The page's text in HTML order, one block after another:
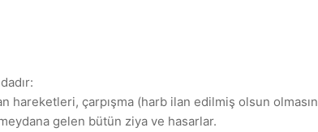
hareketleri, çarpışma (harb ilan edilmiş olsun
gelen bütün ziya ve hasarlar.